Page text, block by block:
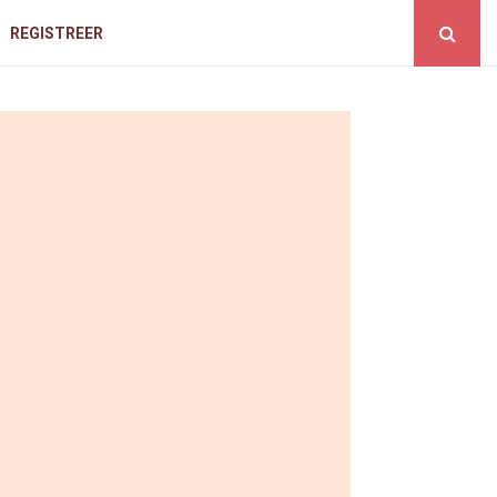
REGISTREER